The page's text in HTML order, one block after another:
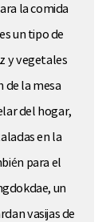
la comida
un tipo de
y vegetales
de la mesa
del hogar,
en la
para el
un
vasijas de